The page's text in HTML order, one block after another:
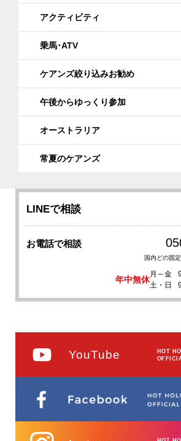
アクティビティ
乗馬･ATV
ケアンズ絞り込みお勧め
午後からゆっくり参加
オーストラリア
常夏のケアンズ
LINEで相談
お電話で相談
国内どの固
年中無休
月～金
土・日
YouTube
HOT